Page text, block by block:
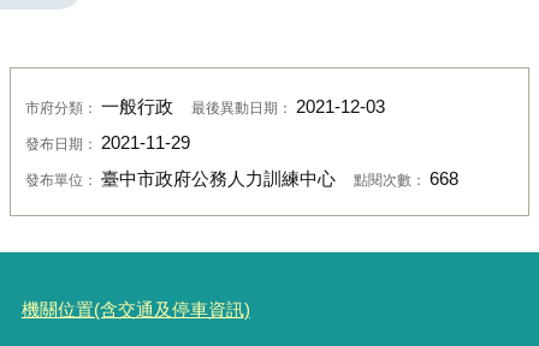
市府分類： 一般行政 最後異動日期： 2021-12-03
發布日期： 2021-11-29
發布單位： 臺中市政府公務人力訓練中心 點閱次數： 668
機關位置(含交通及停車資訊)